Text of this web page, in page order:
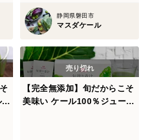
静岡県磐田市
マスダケール
1
【完全無添加】旬だからこそ
美味い ケール100％ジュース